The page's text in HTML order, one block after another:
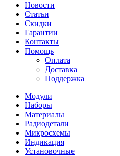
Новости
Статьи
Скидки
Гарантии
Контакты
Помощь
Оплата
Доставка
Поддержка
Модули
Наборы
Материалы
Радиодетали
Микросхемы
Индикация
Установочные